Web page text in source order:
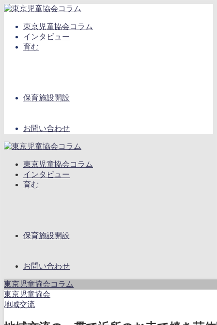
東京児童協会コラム
インタビュー
育む
保育施設開設
お問い合わせ
東京児童協会コラム
インタビュー
育む
保育施設開設
お問い合わせ
東京児童協会コラム
東京児童協会
地域交流